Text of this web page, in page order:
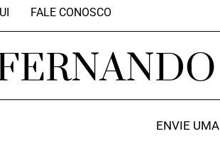
FALE CONOSCO
ENVIE